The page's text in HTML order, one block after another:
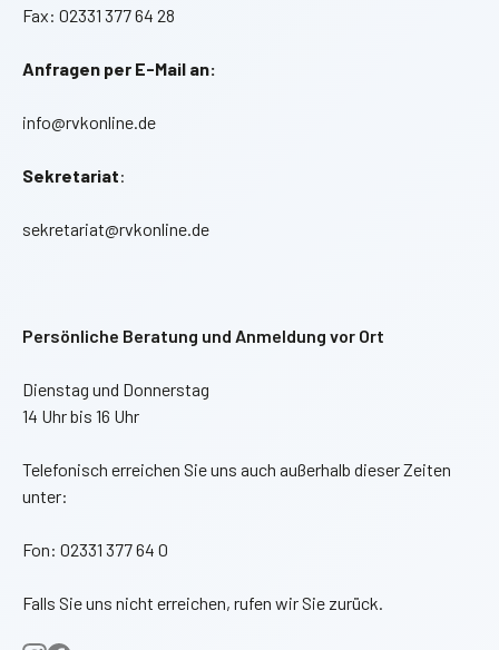
Fax: 02331 377 64 28
Anfragen per E-Mail an:
info@rvkonline.de
Sekretariat:
sekretariat@rvkonline.de
Persönliche Beratung und Anmeldung vor Ort
Dienstag und Donnerstag
14 Uhr bis 16 Uhr
Telefonisch erreichen Sie uns auch außerhalb dieser Zeiten
unter:
Fon: 02331 377 64 0
Falls Sie uns nicht erreichen, rufen wir Sie zurück.